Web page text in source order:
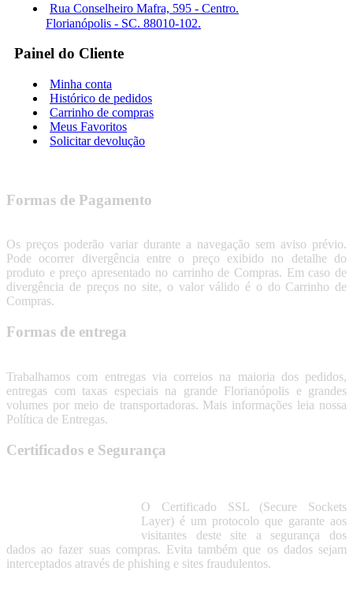
Rua Conselheiro Mafra, 595 - Centro.
Florianópolis - SC. 88010-102.
Painel do Cliente
Minha conta
Histórico de pedidos
Carrinho de compras
Meus Favoritos
Solicitar devolução
Formas de Pagamento
Os preços poderão variar durante a navegação sem aviso prévio.
Pode ocorrer divergência entre o preço exibido no detalhe do
produto e preço apresentado no carrinho de Compras. Em caso de
divergência de preços no site, o valor válido é o do Carrinho de
Compras.
Formas de entrega
Trabalhamos com entregas via correios na maioria dos pedidos,
entregas com taxas especiais na grande Florianópolis e grandes
volumes por meio de transportadoras. Mais informações leia nossa
Política de Entregas.
Certificados e Segurança
O Certificado SSL (Secure Sockets
Layer) é um protocolo que garante aos
visitantes deste site a segurança dos
dados ao fazer suas compras. Evita também que os dados sejam
interceptados através de phishing e sites fraudulentos.